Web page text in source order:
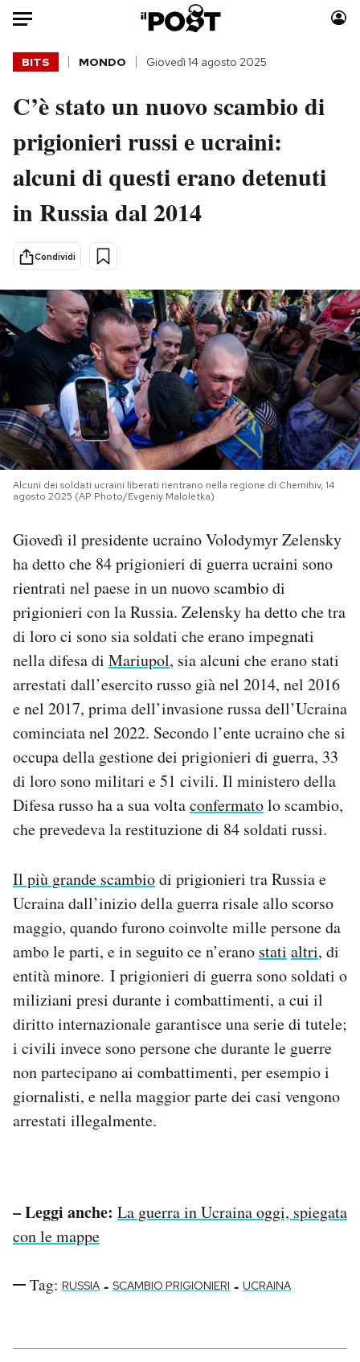
Auto
HOME
Italia
Mondo
Politica
Tecnologia
Scienza
Cultura
Economia
Sport
Consumismi
Altrecose
Mondiali calcio 2026
PODCAST
NEWSLETTER
I MIEI PREFERITI
CALENDARIO
AREA PERSONALE
Area Personale
Newsletter
Notifiche mobile
Regala il Post
Hai bisogno di aiuto?
BITS MONDO Giovedì 14 agosto 2025
C’è stato un nuovo scambio di
prigionieri russi e ucraini:
alcuni di questi erano detenuti
in Russia dal 2014
Condividi
Alcuni dei soldati ucraini liberati rientrano nella regione di Chernihiv, 14
agosto 2025 (AP Photo/Evgeniy Maloletka)
Giovedì il presidente ucraino Volodymyr Zelensky
ha detto che 84 prigionieri di guerra ucraini sono
rientrati nel paese in un nuovo scambio di
prigionieri con la Russia. Zelensky ha detto che tra
di loro ci sono sia soldati che erano impegnati
nella difesa di Mariupol, sia alcuni che erano stati
arrestati dall’esercito russo già nel 2014, nel 2016
e nel 2017, prima dell’invasione russa dell’Ucraina
cominciata nel 2022. Secondo l’ente ucraino che si
occupa della gestione dei prigionieri di guerra, 33
di loro sono militari e 51 civili. Il ministero della
Difesa russo ha a sua voltaconfermatolo scambio,
che prevedeva la restituzione di 84 soldati russi.
Il più grande scambiodi prigionieri tra Russia e
Ucraina dall’inizio della guerra risale allo scorso
maggio, quando furono coinvolte mille persone da
ambo le parti, e in seguito ce n’erano stati altri, di
entità minore. I prigionieri di guerra sono soldati o
miliziani presi durante i combattimenti, a cui il
diritto internazionale garantisce una serie di tutele;
i civili invece sono persone che durante le guerre
non partecipano ai combattimenti, per esempio i
giornalisti, e nella maggior parte dei casi vengono
arrestati illegalmente.
– Leggi anche: La guerra in Ucraina oggi, spiegata
con le mappe
Tag: RUSSIA - SCAMBIO PRIGIONIERI - UCRAINA